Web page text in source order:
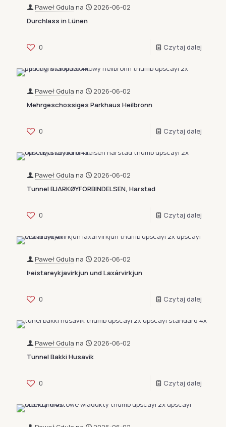
Paweł Gdula na
2026-06-02
Durchlass in Lünen
0 Czytaj dalej
Paweł Gdula na
2026-06-02
Mehrgeschossiges Parkhaus Heilbronn
0 Czytaj dalej
Paweł Gdula na
2026-06-02
Tunnel BJARKØYFORBINDELSEN, Harstad
0 Czytaj dalej
Paweł Gdula na
2026-06-02
Þeistareykjavirkjun und Laxárvirkjun
0 Czytaj dalej
Paweł Gdula na
2026-06-02
Tunnel Bakki Husavik
0 Czytaj dalej